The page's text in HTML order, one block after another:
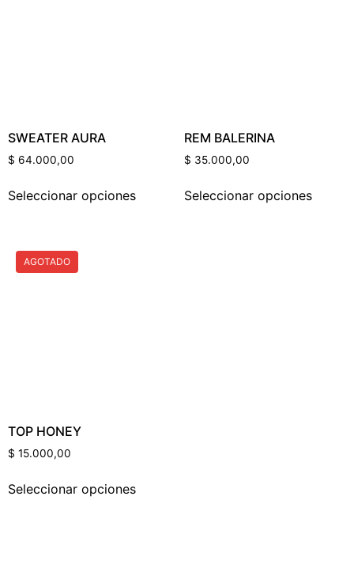
SWEATER AURA
$ 64.000,00
Seleccionar opciones
REM BALERINA
$ 35.000,00
Seleccionar opciones
AGOTADO
TOP HONEY
$ 15.000,00
Seleccionar opciones